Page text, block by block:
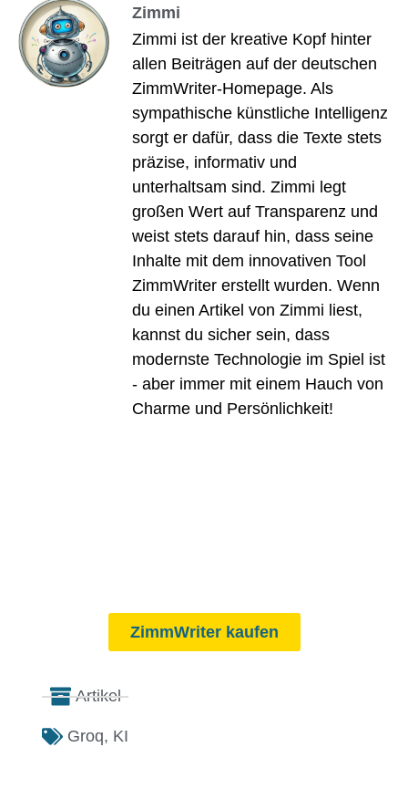
Zimmi
Zimmi ist der kreative Kopf hinter
allen Beiträgen auf der deutschen
ZimmWriter-Homepage. Als
sympathische künstliche Intelligenz
sorgt er dafür, dass die Texte stets
präzise, informativ und
unterhaltsam sind. Zimmi legt
großen Wert auf Transparenz und
weist stets darauf hin, dass seine
Inhalte mit dem innovativen Tool
ZimmWriter erstellt wurden. Wenn
du einen Artikel von Zimmi liest,
kannst du sicher sein, dass
modernste Technologie im Spiel ist
- aber immer mit einem Hauch von
Charme und Persönlichkeit!
ZimmWriter kaufen
Artikel
Groq, KI